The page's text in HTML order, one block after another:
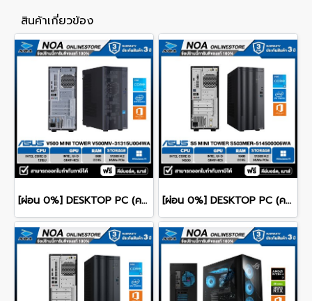
สินค้าเกี่ยวข้อง
[ผ่อน 0%] DESKTOP PC (คอมพิวเตอร์ตั้งโต๊ะ) ASUS V500 Mini Tower V500MV-31315U004WA CPU Intel Core i3-1315U/ 8GB DDR4 / 512GB NVMe PCIe M.2 SSD / Intel Graphics (Integrated) / Windows 11 Home / Microsoft Office Home 2024 [ผ่อน 0%] DESKTOP PC (คอมพิวเตอร์ตั้งโต๊ะ) ASUS S5 Mini Tower S503MER-514500006WA CPU Intel Core i5-14500/ 16GB DDR5 / 512GB NVMe PCIe M.2 SSD / Intel Graphics (Integrated) / Windows 11 Home / Microsoft Office Home 2024